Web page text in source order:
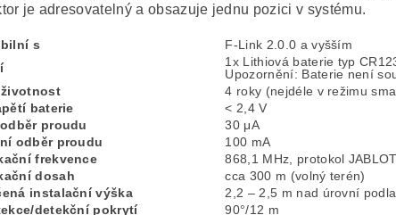
je adresovatelný a obsazuje jednu pozici v systému.
s
F-Link 2.0.0 a vyšším
1x Lithiová baterie typ
Upozornění: Baterie není
4 roky (nejdéle v režimu
baterie
< 2,4 V
proudu
30 μA
odběr proudu
100 mA
frekvence
868,1 MHz, protokol
dosah
cca 300 m (volný terén)
instalační výška
2,2 – 2,5 m nad úrovní
detekční pokrytí
90°/12 m